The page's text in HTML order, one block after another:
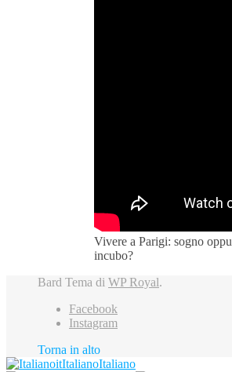
Vivere a Parigi: sogno
incubo?
Bard Tema di WP Royal.
Facebook
Instagram
Torna in alto
itItalianoItaliano